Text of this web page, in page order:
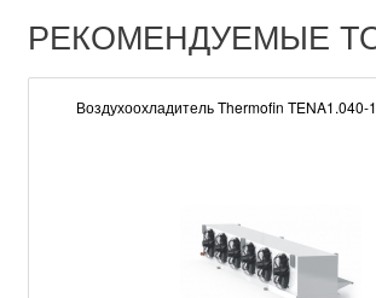
РЕКОМЕНДУЕМЫЕ
Воздухоохладитель Thermofin TENA1.040-